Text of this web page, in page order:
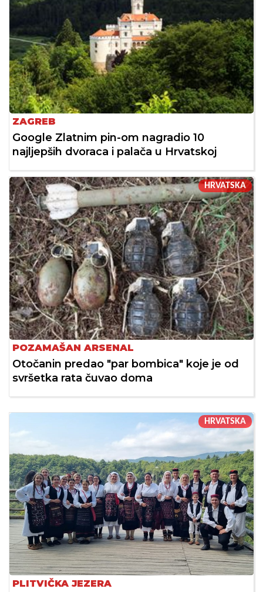
ZAGREB
Google Zlatnim pin-om nagradio 10
najljepših dvoraca i palača u Hrvatskoj
HRVATSKA
POZAMAŠAN ARSENAL
Otočanin predao "par bombica" koje je od
svršetka rata čuvao doma
HRVATSKA
PLITVIČKA JEZERA